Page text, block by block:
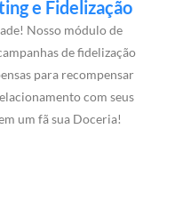
e Fidelização
Nosso módulo de
de fidelização
para recompensar
com seus
um fã sua Doceria!